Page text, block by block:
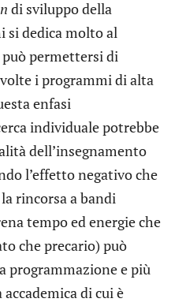
di sviluppo della
si dedica molto al
permettersi di
i programmi di alta
enfasi
individuale potrebbe
dell’insegnamento
l’effetto negativo che
rincorsa a bandi
tempo ed energie che
che precario) può
programmazione e più
di cui è